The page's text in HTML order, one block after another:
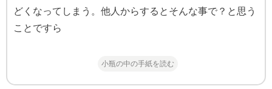
どくなってしまう。他人からするとそんな事で？と思う
ことですら
小瓶の中の手紙を読む